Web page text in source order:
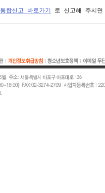
통합신고 바로가기 로 신고해 주시